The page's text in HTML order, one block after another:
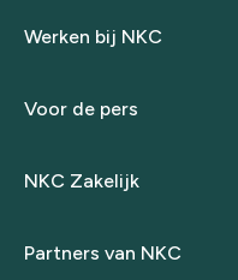
Werken bij NKC
Voor de pers
NKC Zakelijk
Partners van NKC